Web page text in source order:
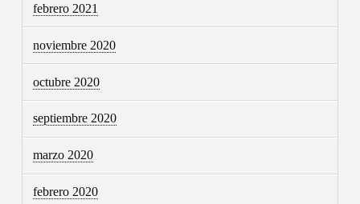
febrero 2021
noviembre 2020
octubre 2020
septiembre 2020
marzo 2020
febrero 2020